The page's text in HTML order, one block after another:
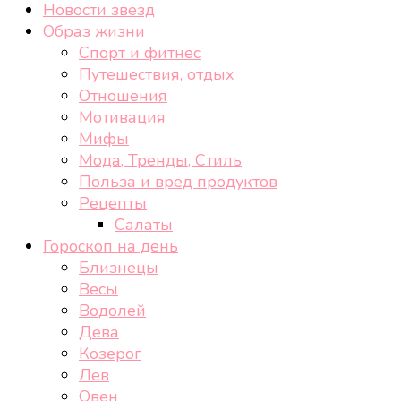
Новости звёзд
Образ жизни
Спорт и фитнес
Путешествия, отдых
Отношения
Мотивация
Мифы
Мода, Тренды, Стиль
Польза и вред продуктов
Рецепты
Салаты
Гороскоп на день
Близнецы
Весы
Водолей
Дева
Козерог
Лев
Овен